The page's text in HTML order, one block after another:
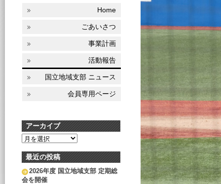
Home
ごあいさつ
事業計画
活動報告
国立地域支部 ニュース
会員専用ページ
アーカイブ
ア
カ
イ
ブ
最近の投稿
2026年度 国立地域支部 定期総
会を開催